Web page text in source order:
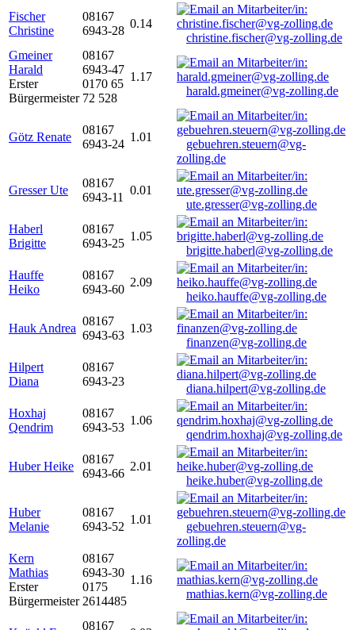
Fischer
Christine
08167
6943-28
0.14
christine.fischer@vg-zolling.de
Gmeiner
Harald
Erster
Bürgermeister
08167
6943-47
0170 65
72 528
1.17
harald.gmeiner@vg-zolling.de
Götz Renate
08167
6943-24
1.01
gebuehren.steuern@vg-
zolling.de
Gresser Ute
08167
6943-11
0.01
ute.gresser@vg-zolling.de
Haberl
Brigitte
08167
6943-25
1.05
brigitte.haberl@vg-zolling.de
Hauffe
Heiko
08167
6943-60
2.09
heiko.hauffe@vg-zolling.de
Hauk Andrea
08167
6943-63
1.03
finanzen@vg-zolling.de
Hilpert
Diana
08167
6943-23
diana.hilpert@vg-zolling.de
Hoxhaj
Qendrim
08167
6943-53
1.06
qendrim.hoxhaj@vg-zolling.de
Huber Heike
08167
6943-66
2.01
heike.huber@vg-zolling.de
Huber
Melanie
08167
6943-52
1.01
gebuehren.steuern@vg-
zolling.de
Kern
Mathias
Erster
Bürgermeister
08167
6943-30
0175
2614485
1.16
mathias.kern@vg-zolling.de
08167